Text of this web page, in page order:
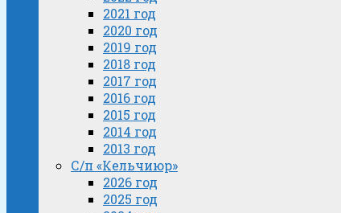
2021 год
2020 год
2019 год
2018 год
2017 год
2016 год
2015 год
2014 год
2013 год
С/п «Кельчиюр»
2026 год
2025 год